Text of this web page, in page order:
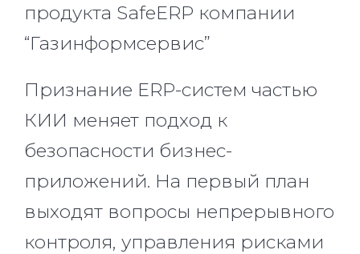
продукта SafeERP компании
“Газинформсервис”
Признание ERP-систем частью
КИИ меняет подход к
безопасности бизнес-
приложений. На первый план
выходят вопросы непрерывного
контроля, управления рисками